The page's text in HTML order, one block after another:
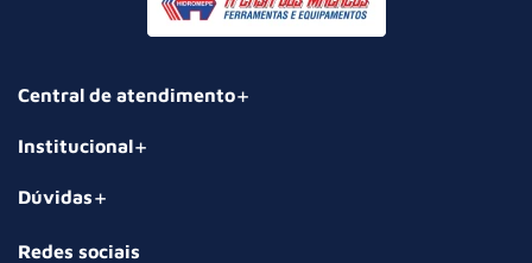
Central de atendimento
Institucional
Dúvidas
Redes sociais